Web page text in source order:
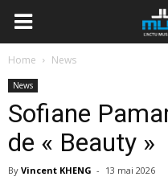
Home News
News
Sofiane
de « Beauty »
By Vincent KHENG - 13 mai 2026